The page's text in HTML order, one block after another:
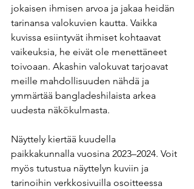
jokaisen ihmisen arvoa ja jakaa heidän
tarinansa valokuvien kautta. Vaikka
kuvissa esiintyvät ihmiset kohtaavat
vaikeuksia, he eivät ole menettäneet
toivoaan. Akashin valokuvat tarjoavat
meille mahdollisuuden nähdä ja
ymmärtää bangladeshilaista arkea
uudesta näkökulmasta.
Näyttely kiertää kuudella
paikkakunnalla vuosina 2023–2024. Voit
myös tutustua näyttelyn kuviin ja
tarinoihin verkkosivuilla osoitteessa